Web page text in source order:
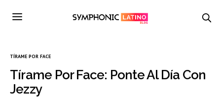
TÍRAME POR FACE
Tírame Por Face: Ponte Al Día Con
Jezzy